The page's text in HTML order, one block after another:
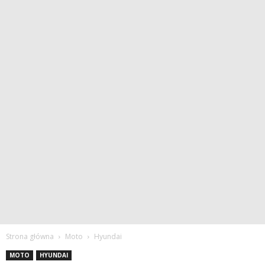
Strona główna Moto Hyundai
MOTO HYUNDAI